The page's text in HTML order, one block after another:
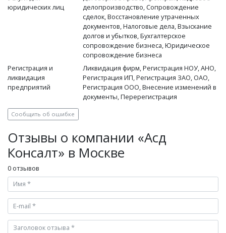
юридических лиц
делопроизводство, Сопровождение
сделок, Восстановление утраченных
документов, Налоговые дела, Взыскание
долгов и убытков, Бухгалтерское
сопровождение бизнеса, Юридическое
сопровождение бизнеса
Регистрация и
ликвидация
предприятий
Ликвидация фирм, Регистрация НОУ, АНО,
Регистрация ИП, Регистрация ЗАО, ОАО,
Регистрация ООО, Внесение изменений в
документы, Перерегистрация
Сообщить об ошибке
Отзывы о компании «Асд
Консалт» в Москве
0 отзывов